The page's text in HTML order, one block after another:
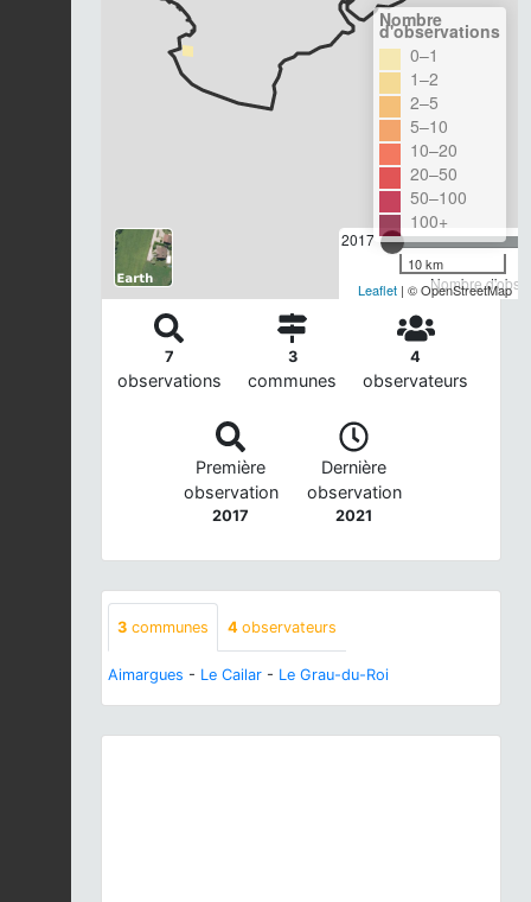
2017
Nombre
Nombre
d'observations
0–1
1–2
2–5
5–10
10–20
20–50
50–100
100+
10 km
Leaflet | © OpenStreetMap
7
observations
3
communes
4
observateurs
Première
observation
2017
Dernière
observation
2021
3 communes 4 observateurs
Aimargues - Le Cailar - Le Grau-du-Roi